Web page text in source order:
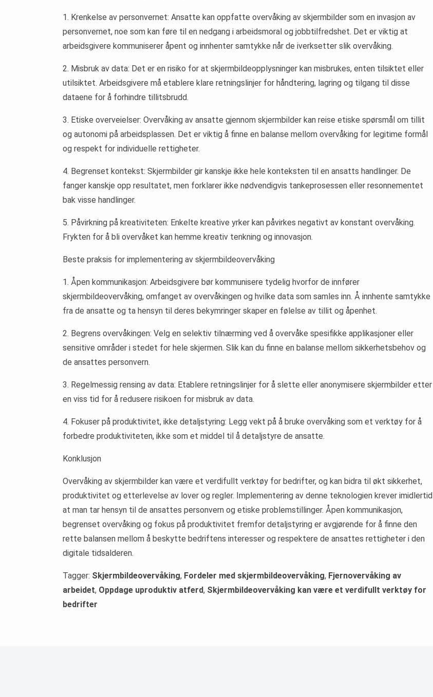
1. Krenkelse av personvernet: Ansatte kan oppfatte overvåking av skjermbilder som en invasjon av
personvernet, noe som kan føre til en nedgang i arbeidsmoral og jobbtilfredshet. Det er viktig at
arbeidsgivere kommuniserer åpent og innhenter samtykke når de iverksetter slik overvåking.
2. Misbruk av data: Det er en risiko for at skjermbildeopplysninger kan misbrukes, enten tilsiktet eller
utilsiktet. Arbeidsgivere må etablere klare retningslinjer for håndtering, lagring og tilgang til disse
dataene for å forhindre tillitsbrudd.
3. Etiske overveielser: Overvåking av ansatte gjennom skjermbilder kan reise etiske spørsmål om tillit
og autonomi på arbeidsplassen. Det er viktig å finne en balanse mellom overvåking for legitime formål
og respekt for individuelle rettigheter.
4. Begrenset kontekst: Skjermbilder gir kanskje ikke hele konteksten til en ansatts handlinger. De
fanger kanskje opp resultatet, men forklarer ikke nødvendigvis tankeprosessen eller resonnementet
bak visse handlinger.
5. Påvirkning på kreativiteten: Enkelte kreative yrker kan påvirkes negativt av konstant overvåking.
Frykten for å bli overvåket kan hemme kreativ tenkning og innovasjon.
Beste praksis for implementering av skjermbildeovervåking
1. Åpen kommunikasjon: Arbeidsgivere bør kommunisere tydelig hvorfor de innfører
skjermbildeovervåking, omfanget av overvåkingen og hvilke data som samles inn. Å innhente samtykke
fra de ansatte og ta hensyn til deres bekymringer skaper en følelse av tillit og åpenhet.
2. Begrens overvåkingen: Velg en selektiv tilnærming ved å overvåke spesifikke applikasjoner eller
sensitive områder i stedet for hele skjermen. Slik kan du finne en balanse mellom sikkerhetsbehov og
de ansattes personvern.
3. Regelmessig rensing av data: Etablere retningslinjer for å slette eller anonymisere skjermbilder etter
en viss tid for å redusere risikoen for misbruk av data.
4. Fokuser på produktivitet, ikke detaljstyring: Legg vekt på å bruke overvåking som et verktøy for å
forbedre produktiviteten, ikke som et middel til å detaljstyre de ansatte.
Konklusjon
Overvåking av skjermbilder kan være et verdifullt verktøy for bedrifter, og kan bidra til økt sikkerhet,
produktivitet og etterlevelse av lover og regler. Implementering av denne teknologien krever imidlertid
at man tar hensyn til de ansattes personvern og etiske problemstillinger. Åpen kommunikasjon,
begrenset overvåking og fokus på produktivitet fremfor detaljstyring er avgjørende for å finne den
rette balansen mellom å beskytte bedriftens interesser og respektere de ansattes rettigheter i den
digitale tidsalderen.
Tagger: Skjermbildeovervåking, Fordeler med skjermbildeovervåking, Fjernovervåking av
arbeidet, Oppdage uproduktiv atferd, Skjermbildeovervåking kan være et verdifullt verktøy for
bedrifter